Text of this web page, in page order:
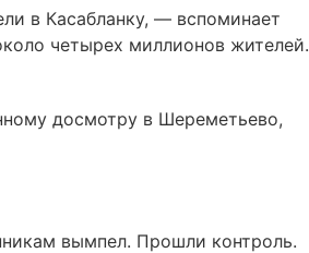
в Касабланку, — вспоминает
четырех миллионов жителей.
досмотру в Шереметьево,
вымпел. Прошли контроль.